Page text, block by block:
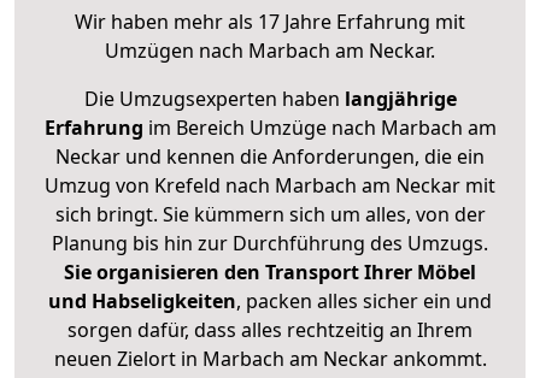
Wir haben mehr als 17 Jahre Erfahrung mit
Umzügen nach Marbach am Neckar.
Die Umzugsexperten haben langjährige
Erfahrung im Bereich Umzüge nach Marbach am
Neckar und kennen die Anforderungen, die ein
Umzug von Krefeld nach Marbach am Neckar mit
sich bringt. Sie kümmern sich um alles, von der
Planung bis hin zur Durchführung des Umzugs.
Sie organisieren den Transport Ihrer Möbel
und Habseligkeiten, packen alles sicher ein und
sorgen dafür, dass alles rechtzeitig an Ihrem
neuen Zielort in Marbach am Neckar ankommt.